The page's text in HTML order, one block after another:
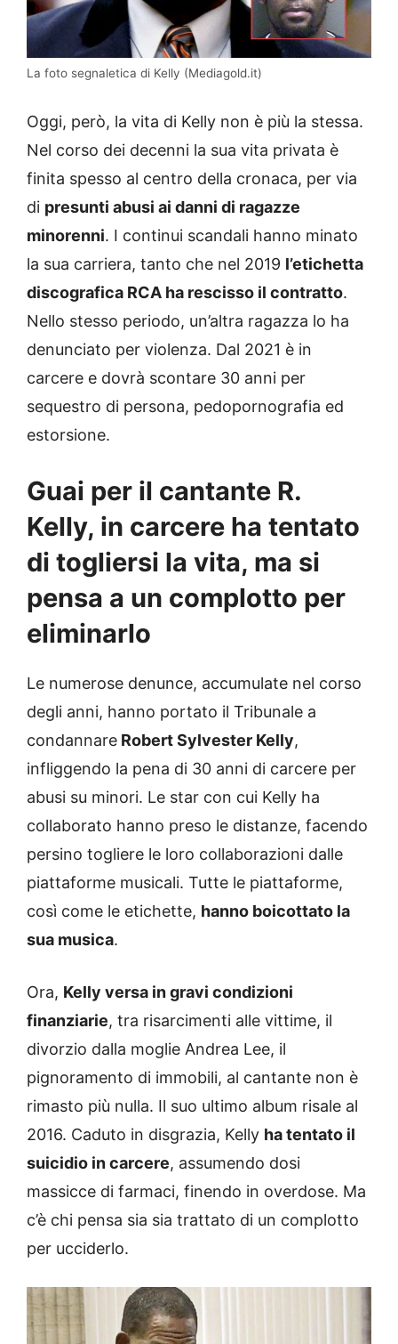
La foto segnaletica di Kelly (Mediagold.it)
Oggi, però, la vita di Kelly non è più la stessa.
Nel corso dei decenni la sua vita privata è
finita spesso al centro della cronaca, per via
di presunti abusi ai danni di ragazze
minorenni. I continui scandali hanno minato
la sua carriera, tanto che nel 2019 l’etichetta
discografica RCA ha rescisso il contratto.
Nello stesso periodo, un’altra ragazza lo ha
denunciato per violenza. Dal 2021 è in
carcere e dovrà scontare 30 anni per
sequestro di persona, pedopornografia ed
estorsione.
Guai per il cantante R.
Kelly, in carcere ha tentato
di togliersi la vita, ma si
pensa a un complotto per
eliminarlo
Le numerose denunce, accumulate nel corso
degli anni, hanno portato il Tribunale a
condannare Robert Sylvester Kelly,
infliggendo la pena di 30 anni di carcere per
abusi su minori. Le star con cui Kelly ha
collaborato hanno preso le distanze, facendo
persino togliere le loro collaborazioni dalle
piattaforme musicali. Tutte le piattaforme,
così come le etichette, hanno boicottato la
sua musica.
Ora, Kelly versa in gravi condizioni
finanziarie, tra risarcimenti alle vittime, il
divorzio dalla moglie Andrea Lee, il
pignoramento di immobili, al cantante non è
rimasto più nulla. Il suo ultimo album risale al
2016. Caduto in disgrazia, Kelly ha tentato il
suicidio in carcere, assumendo dosi
massicce di farmaci, finendo in overdose. Ma
c’è chi pensa sia sia trattato di un complotto
per ucciderlo.